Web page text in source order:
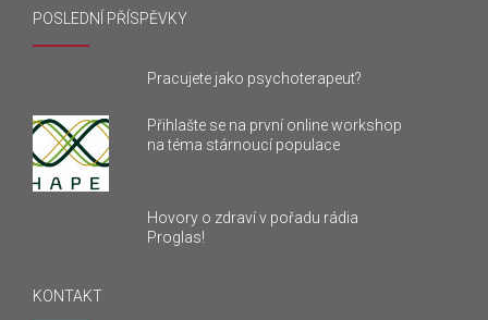
POSLEDNÍ PŘÍSPĚVKY
Pracujete jako psychoterapeut?
Přihlašte se na první online workshop
na téma stárnoucí populace
Hovory o zdraví v pořadu rádia
Proglas!
KONTAKT